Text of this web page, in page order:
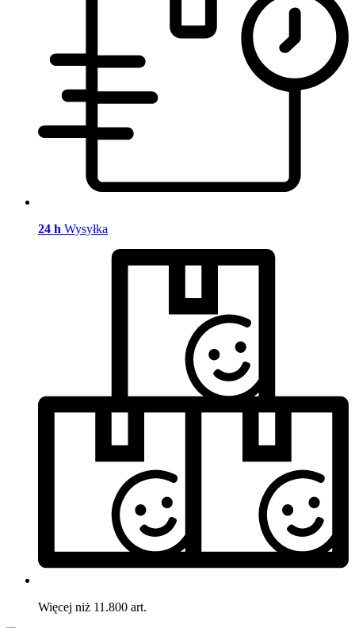
24 h Wysyłka
Więcej niż 11.800 art.